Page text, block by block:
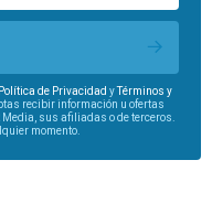
Política de Privacidad yTérminos y
recibir información u ofertas
sus afiliadas o de terceros.
momento.